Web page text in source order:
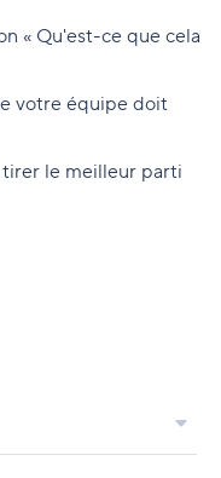
« Qu'est-ce que cela
votre équipe doit
le meilleur parti